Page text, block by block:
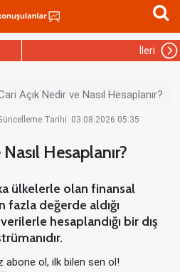
İleri
Açık Nedir ve Nasıl Hesaplanır?
Tarihi: 03.08.2026 05:35
Hesaplanır?
ülkelerle olan finansal
fazla değerde aldığı
hesaplandığı bir dış
abone ol, ilk bilen sen ol!